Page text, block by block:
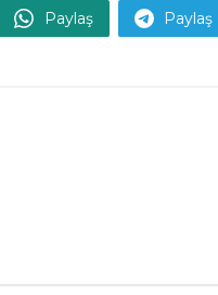
Paylaş Paylaş